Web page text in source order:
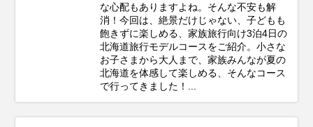
な心配もありますよね。そんな不安も解
消！今回は、絶景だけじゃない、子どもも
飽きずに楽しめる、家族旅行向け3泊4日の
北海道旅行モデルコースをご紹介。小さな
お子さまから大人まで、家族みんなが夏の
北海道を体感して楽しめる、そんなコース
で行ってきました！...